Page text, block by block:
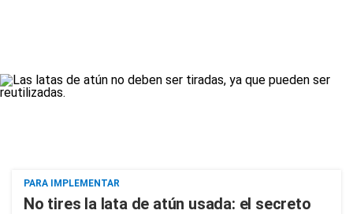
PARA IMPLEMENTAR
No tires la lata de atún usada: el secreto